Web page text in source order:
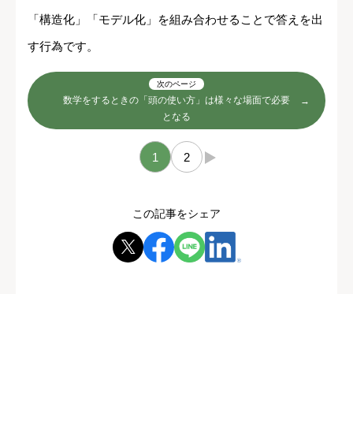
「構造化」「モデル化」を組み合わせることで答えを出
す行為です。
次のページ
数学をするときの「頭の使い方」は様々な場面で必要
となる
1 2 →
この記事をシェア